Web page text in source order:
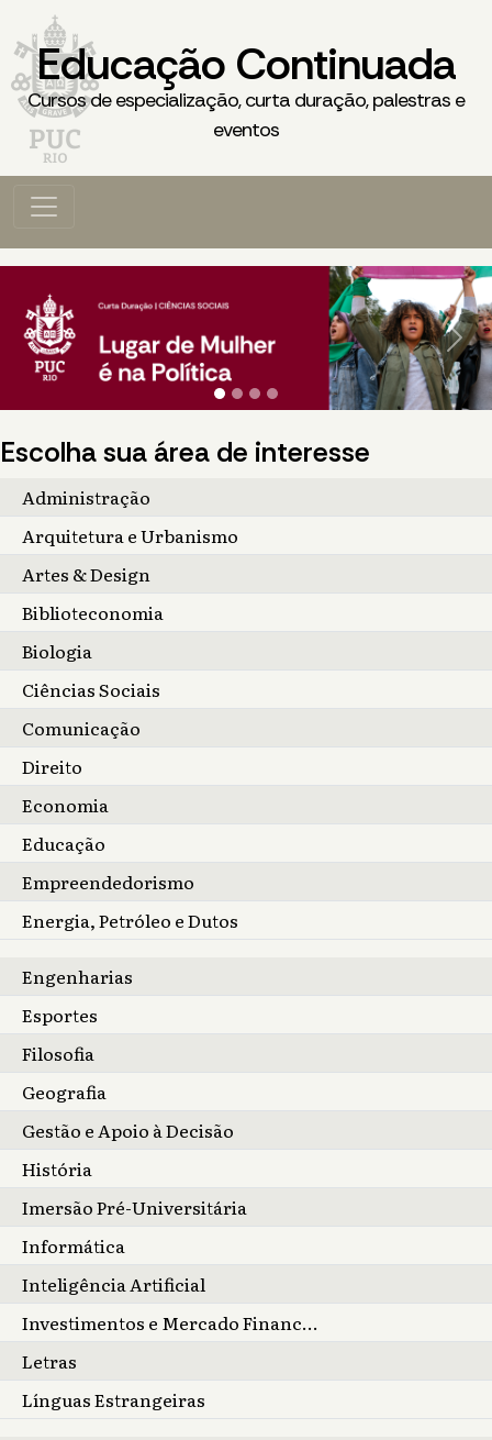
Educação Continuada
Cursos de especialização, curta duração, palestras e
eventos
Previous Next
Escolha sua área de interesse
Administração
Arquitetura e Urbanismo
Artes & Design
Biblioteconomia
Biologia
Ciências Sociais
Comunicação
Direito
Economia
Educação
Empreendedorismo
Energia, Petróleo e Dutos
Engenharias
Esportes
Filosofia
Geografia
Gestão e Apoio à Decisão
História
Imersão Pré-Universitária
Informática
Inteligência Artificial
Investimentos e Mercado Financeiro
Letras
Línguas Estrangeiras